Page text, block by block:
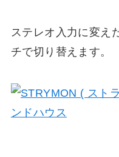
ステレオ入力に変え
チで切り替えます。